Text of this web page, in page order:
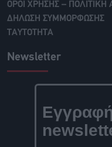
ΟΡΟΙ ΧΡΗΣΗΣ – ΠΟΛΙΤΙΚΗ
ΔΗΛΩΣΗ ΣΥΜΜΟΡΦΩΣΗΣ
ΤΑΥΤΟΤΗΤΑ
Newsletter